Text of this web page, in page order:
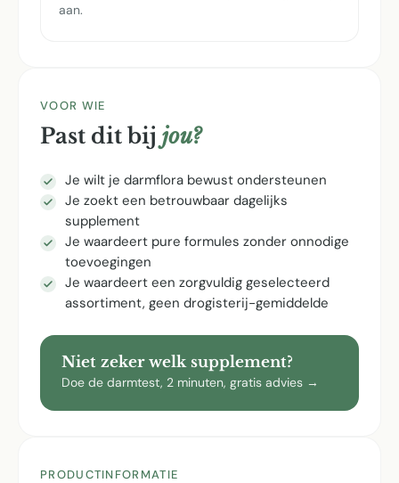
aan.
VOOR WIE
Past dit bij jou?
Je wilt je darmflora bewust ondersteunen
Je zoekt een betrouwbaar dagelijks
supplement
Je waardeert pure formules zonder onnodige
toevoegingen
Je waardeert een zorgvuldig geselecteerd
assortiment, geen drogisterij-gemiddelde
Niet zeker welk supplement?
Doe de darmtest, 2 minuten, gratis advies →
PRODUCTINFORMATIE